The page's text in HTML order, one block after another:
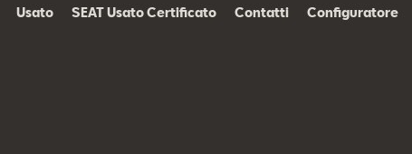
Usato SEAT Usato Certificato Contatti Configuratore